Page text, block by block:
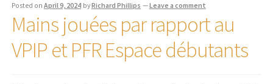
Posted on April 9, 2024 byRichard Phillips —Leave a comment
Mains jouées par rapport au
VPIP et PFR Espace débutants